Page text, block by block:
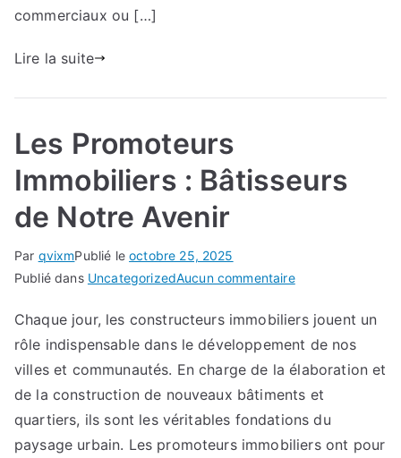
commerciaux ou […]
Lire la suite
Les Promoteurs
Immobiliers : Bâtisseurs
de Notre Avenir
Par qvixmPublié leoctobre 25, 2025
Publié dans UncategorizedAucun commentairesur
Promoteurs
Immobiliers
:
Bâtisseurs
Chaque jour, les constructeurs immobiliers jouent un
rôle indispensable dans le développement de nos
villes et communautés. En charge de la élaboration et
de la construction de nouveaux bâtiments et
quartiers, ils sont les véritables fondations du
paysage urbain. Les promoteurs immobiliers ont pour